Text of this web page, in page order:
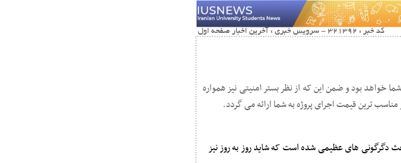
کد خبر : 321392 - سرویس خبری : آخرین اخبار صفحه اول
خواهد بود و ضمن این که از نظر بستر امنیتی نیز همواره
ترین قیمت اجرای پروژه به شما ارائه می گردد.
دگرگونی های عظیمی شده است که شاید روز به روز نیز